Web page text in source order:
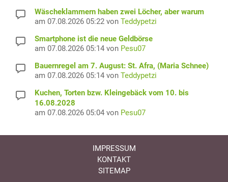
Wäscheklammern haben zwei Löcher, aber warum
am 07.08.2026 05:22 von Teddypetzi
Smartphone ist die neue Geldbörse
am 07.08.2026 05:14 von Pesu07
Bauernregel am 7. August: St. Afra, (Maria Schnee)
am 07.08.2026 05:14 von Teddypetzi
Kuchen, Torten bzw. Kleingebäck vom 10. bis
16.08.2028
am 07.08.2026 05:04 von Pesu07
IMPRESSUM
KONTAKT
SITEMAP